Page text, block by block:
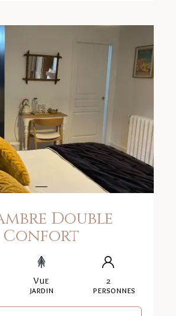
Double
Confort
Vue
jardin
2
personnes